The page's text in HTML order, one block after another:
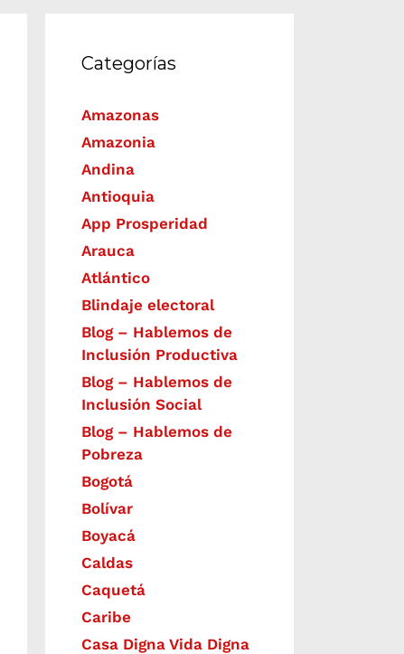
Categorías
Amazonas
Amazonia
Andina
Antioquia
App Prosperidad
Arauca
Atlántico
Blindaje electoral
Blog – Hablemos de
Inclusión Productiva
Blog – Hablemos de
Inclusión Social
Blog – Hablemos de
Pobreza
Bogotá
Bolívar
Boyacá
Caldas
Caquetá
Caribe
Casa Digna Vida Digna